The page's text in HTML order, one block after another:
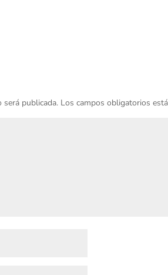
será publicada. Los campos obligatorios